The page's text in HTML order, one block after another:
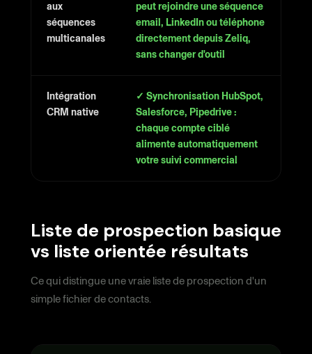
aux
séquences
multicanales
peut rejoindre une séquence
email, LinkedIn ou téléphone
directement depuis Zeliq,
sans changer d'outil
Intégration
CRM native
✓ Synchronisation HubSpot,
Salesforce, Pipedrive :
chaque compte ciblé
alimente automatiquement
votre suivi commercial
Liste de prospection basique
vs liste orientée résultats
Ce qui distingue une vraie liste de prospection d'un
simple fichier de contacts.